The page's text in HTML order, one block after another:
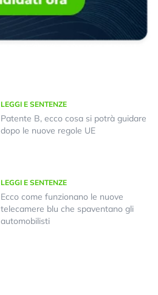
LEGGI E SENTENZE
Patente B, ecco cosa si potrà guidare
dopo le nuove regole UE
LEGGI E SENTENZE
Ecco come funzionano le nuove
telecamere blu che spaventano gli
automobilisti